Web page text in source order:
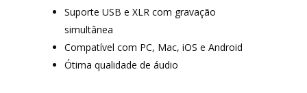
Suporte USB e XLR com gravação
simultânea
Compatível com PC, Mac, iOS e Android
Ótima qualidade de áudio